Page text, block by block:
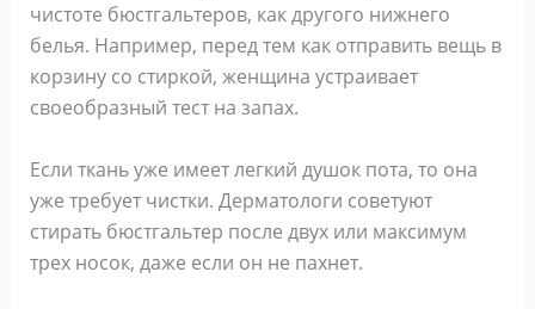
чистоте бюстгальтеров, как другого нижнего
белья. Например, перед тем как отправить вещь в
корзину со стиркой, женщина устраивает
своеобразный тест на запах.
Если ткань уже имеет легкий душок пота, то она
уже требует чистки. Дерматологи советуют
стирать бюстгальтер после двух или максимум
трех носок, даже если он не пахнет.